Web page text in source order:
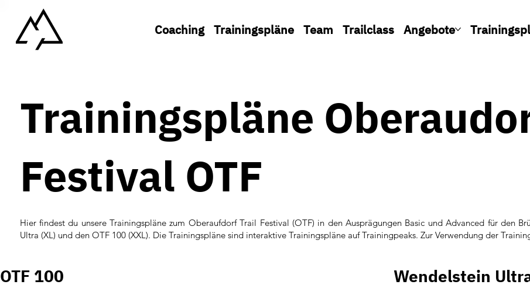
Coaching Trainingspläne Team Trailclass Angebote
Trainingspläne
Festival OTF
Hier findest du unsere Trainingspläne zum Oberaufdorf Trail Festival (OTF) in den Ausprägungen Basic und Advanced für den
Ultra (XL) und den OTF 100 (XXL). Die Trainingspläne sind interaktive Trainingspläne auf Trainingpeaks. Zur Verwendung der
OTF 100 Wendelstein